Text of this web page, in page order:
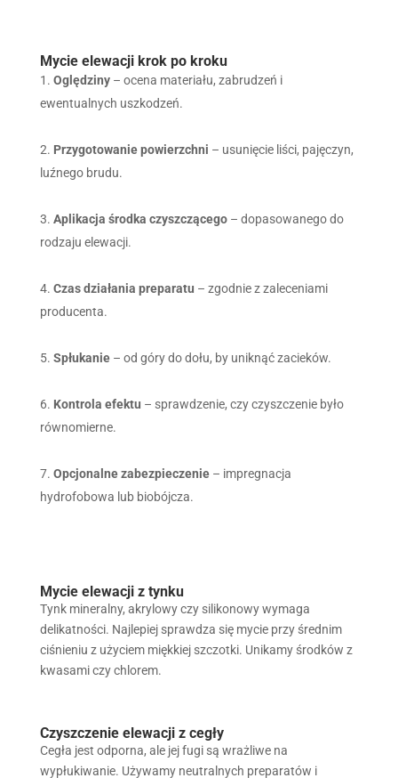
Mycie elewacji krok po kroku
Oględziny– ocena materiału, zabrudzeń i
ewentualnych uszkodzeń.
Przygotowanie powierzchni – usunięcie liści, pajęczyn,
luźnego brudu.
Aplikacja środka czyszczącego– dopasowanego do
rodzaju elewacji.
Czas działania preparatu – zgodnie z zaleceniami
producenta.
Spłukanie– od góry do dołu, by uniknąć zacieków.
Kontrola efektu – sprawdzenie, czy czyszczenie było
równomierne.
Opcjonalne zabezpieczenie– impregnacja
hydrofobowa lub biobójcza.
Mycie elewacji z tynku
Tynk mineralny, akrylowy czy silikonowy wymaga
delikatności. Najlepiej sprawdza się mycie przy średnim
ciśnieniu z użyciem miękkiej szczotki. Unikamy środków z
kwasami czy chlorem.
Czyszczenie elewacji z cegły
Cegła jest odporna, ale jej fugi są wrażliwe na
wypłukiwanie. Używamy neutralnych preparatów i